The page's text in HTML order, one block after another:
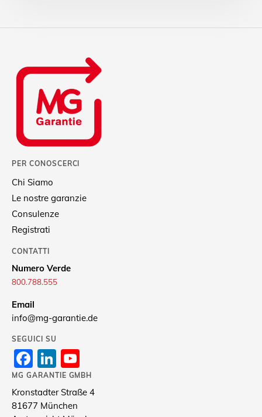
PER CONOSCERCI
Chi Siamo
Le nostre garanzie
Consulenze
Registrati
CONTATTI
Numero Verde
800.788.555
Email
info@mg-garantie.de
SEGUICI SU
Facebook
LinkedIn
Channel
MG GARANTIE GMBH
Kronstadter Straße 4
81677 München